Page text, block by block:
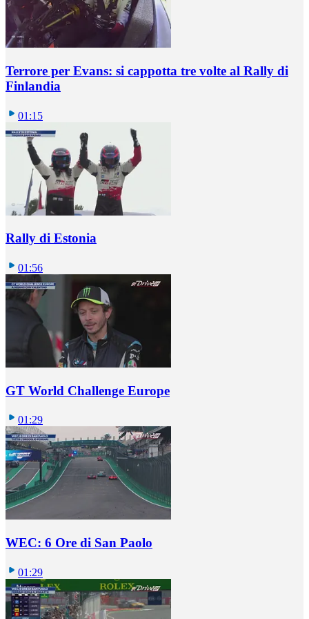
Terrore per Evans: si cappotta tre volte al Rally di
Finlandia
01:15
Rally di Estonia
01:56
GT World Challenge Europe
01:29
WEC: 6 Ore di San Paolo
01:29